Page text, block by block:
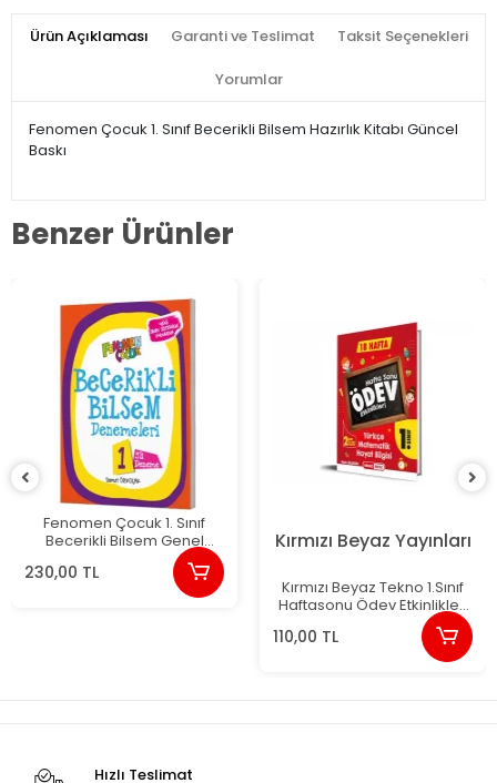
Ürün Açıklaması Garanti ve Teslimat Taksit Seçenekleri
Yorumlar
Fenomen Çocuk 1. Sınıf Becerikli Bilsem Hazırlık Kitabı Güncel
Baskı
Benzer Ürünler
Fenomen Çocuk 1. Sınıf
Becerikli Bilsem Genel
Zihinsel (5 Deneme) Yeni
230,00 TL
Kırmızı Beyaz Yayınları
Kırmızı Beyaz Tekno 1.Sınıf
Haftasonu Ödev Etkinlikleri
110,00 TL
Hızlı Teslimat